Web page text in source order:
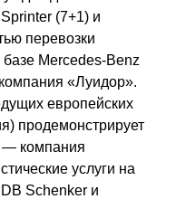
(7+1) и
перевозки
Mercedes-Benz
«Луидор».
европейских
продемонстрирует
― компания
услуги на
Schenker и